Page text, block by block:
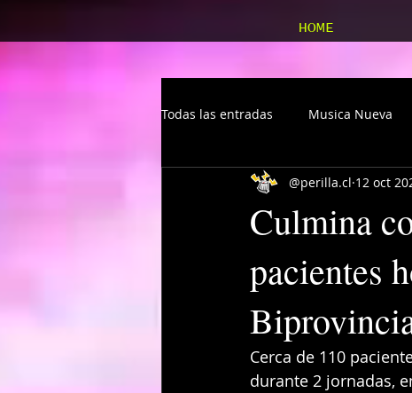
HOME
Todas las entradas Musica Nueva
Culmina
pacientes
@perilla.cl 12 oct
Cerca de 110
durante 2 jornadas,